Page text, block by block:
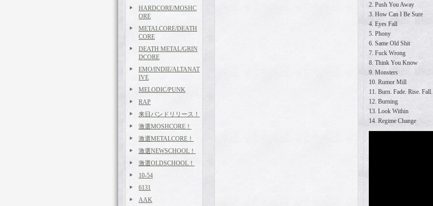
HARDCORE/MOSHC
ORE
METALCORE/DEATH
CORE
DEATH METAL/GRIN
DCORE
EMO/INDIE/ALTANAT
IVE
MELODIC/PUNK
RAP
来日バンドリリース！
激選MOSHCORE！
激選METALCORE！
激選NEWSCHOOL！
激選OLDSCHOOL！
10-54
6131
AAK
2. Push You Away
3. How Can I Be Sure
4. Eyes Fall
5. Phony
6. Same Old Shit
7. Fuck Wrong
8. Think You Know
9. Monsters
10. Rumor Mill
11. Burn. Fade. Rise. Fall.
12. Burning
13. Look Within
14. Regime Change